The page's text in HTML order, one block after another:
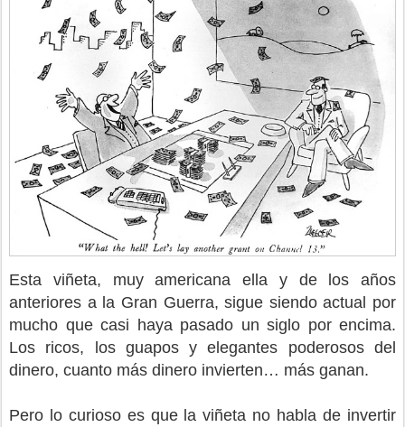
Esta viñeta, muy americana ella y de los años
anteriores a la Gran Guerra, sigue siendo actual por
mucho que casi haya pasado un siglo por encima.
Los ricos, los guapos y elegantes poderosos del
dinero, cuanto más dinero invierten… más ganan.
Pero lo curioso es que la viñeta no habla de invertir